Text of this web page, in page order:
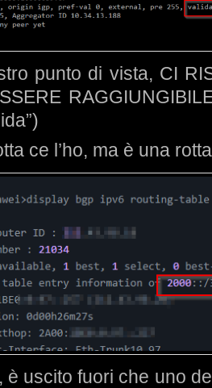
punto di vista, CI
ce l’ho, ma è una
è uscito fuori che uno